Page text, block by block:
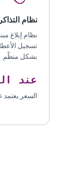
نظام التذاكر
نظام إبلاغ
تسجيل
بشكل منظّم.
عند
السعر يعتمد